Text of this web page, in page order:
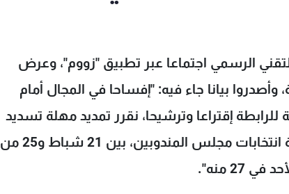
الرسمي اجتماعا عبر تطبيق "زووم"، وعرض
وأصدروا بيانا جاء فيه: "إفساحا في المجال أمام
للرابطة إقتراعا وترشيحا، نقرر تمديد مهلة تسديد
الإشتراكات حتى تاريخ 18 شباط 2022 ضمنا، تحديد فترة انتخابات مجلس المندوبين، بين 21 شباط و25 من
27 منه".